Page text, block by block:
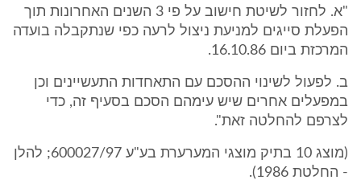
"א. לחזור לשיטת חישוב על פי 3 השנים האחרונות תוך
הפעלת סייגים למניעת ניצול לרעה כפי שנתקבלה בועדה
המרכזת ביום 16.10.86.
ב. לפעול לשינוי ההסכם עם התאחדות התעשיינים וכן
במפעלים אחרים שיש עימהם הסכם בסעיף זה, כדי
לצרפם להחלטה זאת".
(מוצג 10 בתיק מוצגי המערערת בע"ע 600027/97; להלן
- החלטת 1986).